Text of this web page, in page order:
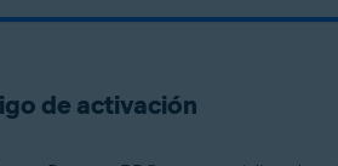
de activación